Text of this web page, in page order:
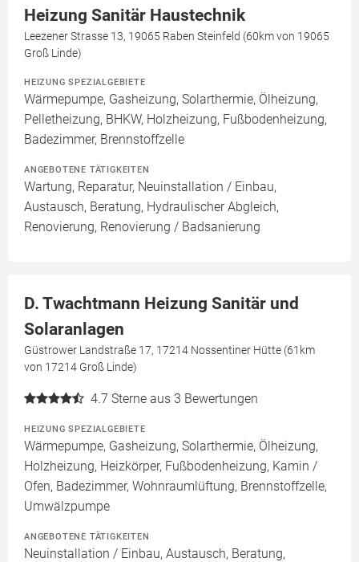
Heizung Sanitär Haustechnik
Leezener Strasse 13, 19065 Raben Steinfeld (60km von 19065
Groß Linde)
HEIZUNG SPEZIALGEBIETE
Wärmepumpe, Gasheizung, Solarthermie, Ölheizung,
Pelletheizung, BHKW, Holzheizung, Fußbodenheizung,
Badezimmer, Brennstoffzelle
ANGEBOTENE TÄTIGKEITEN
Wartung, Reparatur, Neuinstallation / Einbau,
Austausch, Beratung, Hydraulischer Abgleich,
Renovierung, Renovierung / Badsanierung
D. Twachtmann Heizung Sanitär und
Solaranlagen
Güstrower Landstraße 17, 17214 Nossentiner Hütte (61km
von 17214 Groß Linde)
4.7 Sterne aus 3 Bewertungen
HEIZUNG SPEZIALGEBIETE
Wärmepumpe, Gasheizung, Solarthermie, Ölheizung,
Holzheizung, Heizkörper, Fußbodenheizung, Kamin /
Ofen, Badezimmer, Wohnraumlüftung, Brennstoffzelle,
Umwälzpumpe
ANGEBOTENE TÄTIGKEITEN
Neuinstallation / Einbau, Austausch, Beratung,